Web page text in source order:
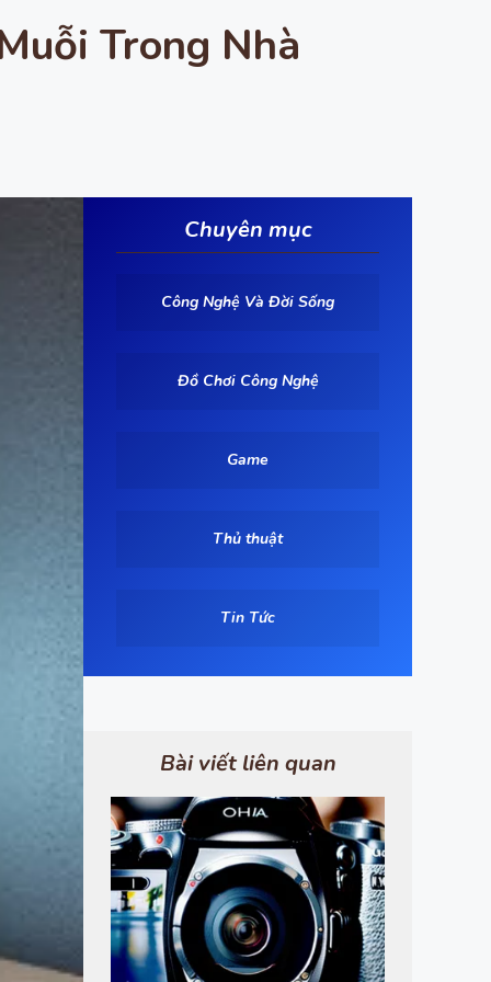
Trong Nhà
Chuyên mục
Công Nghệ Và Đời Sống
Đồ Chơi Công Nghệ
Game
Thủ thuật
Tin Tức
Bài viết liên quan